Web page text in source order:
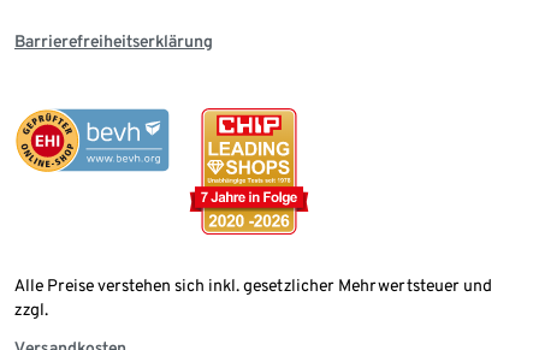
Barrierefreiheitserklärung
Alle Preise verstehen sich inkl. gesetzlicher Mehrwertsteuer und
zzgl.